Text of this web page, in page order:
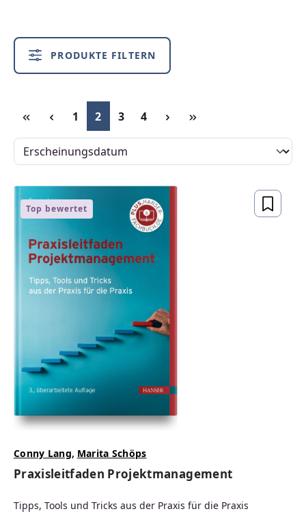
PRODUKTE FILTERN
Seite
1 Seite
2 Seite
3 Seite
4
Top bewertet
Conny Lang, Marita Schöps
Praxisleitfaden Projektmanagement
Tipps, Tools und Tricks aus der Praxis für die Praxis